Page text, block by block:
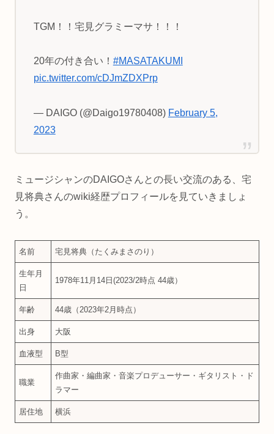
TGM！！宅見グラミーマサ！！！
20年の付き合い！ #MASATAKUMI
pic.twitter.com/cDJmZDXPrp
— DAIGO (@Daigo19780408) February 5,
2023
ミュージシャンのDAIGOさんとの長い交流のある、宅
見将典さんのwiki経歴プロフィールを見ていきましょ
う。
名前 宅見将典（たくみまさのり）
生年月
日
1978年11月14日(2023/2時点 44歳）
年齢 44歳（2023年2月時点）
出身 大阪
血液型 B型
職業
作曲家・編曲家・音楽プロデューサー・ギタリスト・ド
ラマー
居住地 横浜